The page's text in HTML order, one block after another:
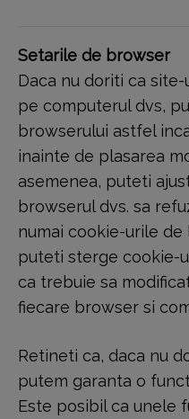
Setarile de browser
Daca nu doriti ca
pe computerul dvs,
browserului astfel
inainte de plasarea
asemenea, puteti
browserul dvs. sa
numai cookie-urile
puteti sterge cookie-
ca trebuie sa
fiecare browser si
Retineti ca, daca nu
putem garanta o
Este posibil ca unele